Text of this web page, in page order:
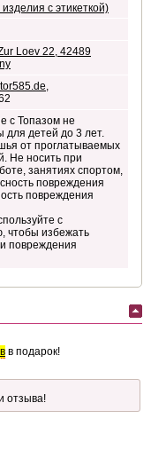
с этикеткой)
Loev 22, 42489
,
с Топазом не
для детей до 3 лет.
от проглатываемых
Не носить при
занятиях спортом,
повреждения
повреждения
с
чтобы избежать
повреждения
в подарок!
отзыва!